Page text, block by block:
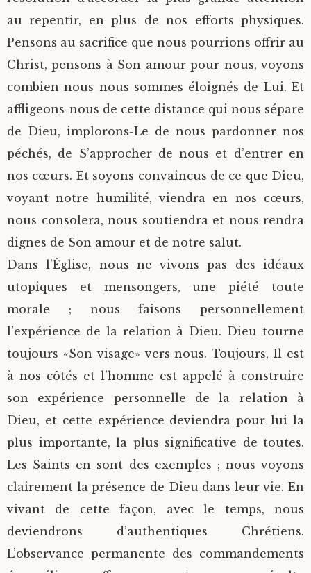
au repentir, en plus de nos efforts physiques.
Pensons au sacrifice que nous pourrions offrir au
Christ, pensons à Son amour pour nous, voyons
combien nous nous sommes éloignés de Lui. Et
affligeons-nous de cette distance qui nous sépare
de Dieu, implorons-Le de nous pardonner nos
péchés, de S’approcher de nous et d’entrer en
nos cœurs. Et soyons convaincus de ce que Dieu,
voyant notre humilité, viendra en nos cœurs,
nous consolera, nous soutiendra et nous rendra
dignes de Son amour et de notre salut.
Dans l’Église, nous ne vivons pas des idéaux
utopiques et mensongers, une piété toute
morale ; nous faisons personnellement
l’expérience de la relation à Dieu. Dieu tourne
toujours «Son visage» vers nous. Toujours, Il est
à nos côtés et l’homme est appelé à construire
son expérience personnelle de la relation à
Dieu, et cette expérience deviendra pour lui la
plus importante, la plus significative de toutes.
Les Saints en sont des exemples ; nous voyons
clairement la présence de Dieu dans leur vie. En
vivant de cette façon, avec le temps, nous
deviendrons d’authentiques Chrétiens.
L’observance permanente des commandements